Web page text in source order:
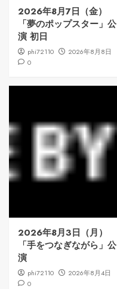
2026年8月7日（金）
「夢のポップスター」公
演 初日
phi72110
2026年8月8日
0
2026年8月3日（月）
「手をつなぎながら」公
演
phi72110
2026年8月4日
0